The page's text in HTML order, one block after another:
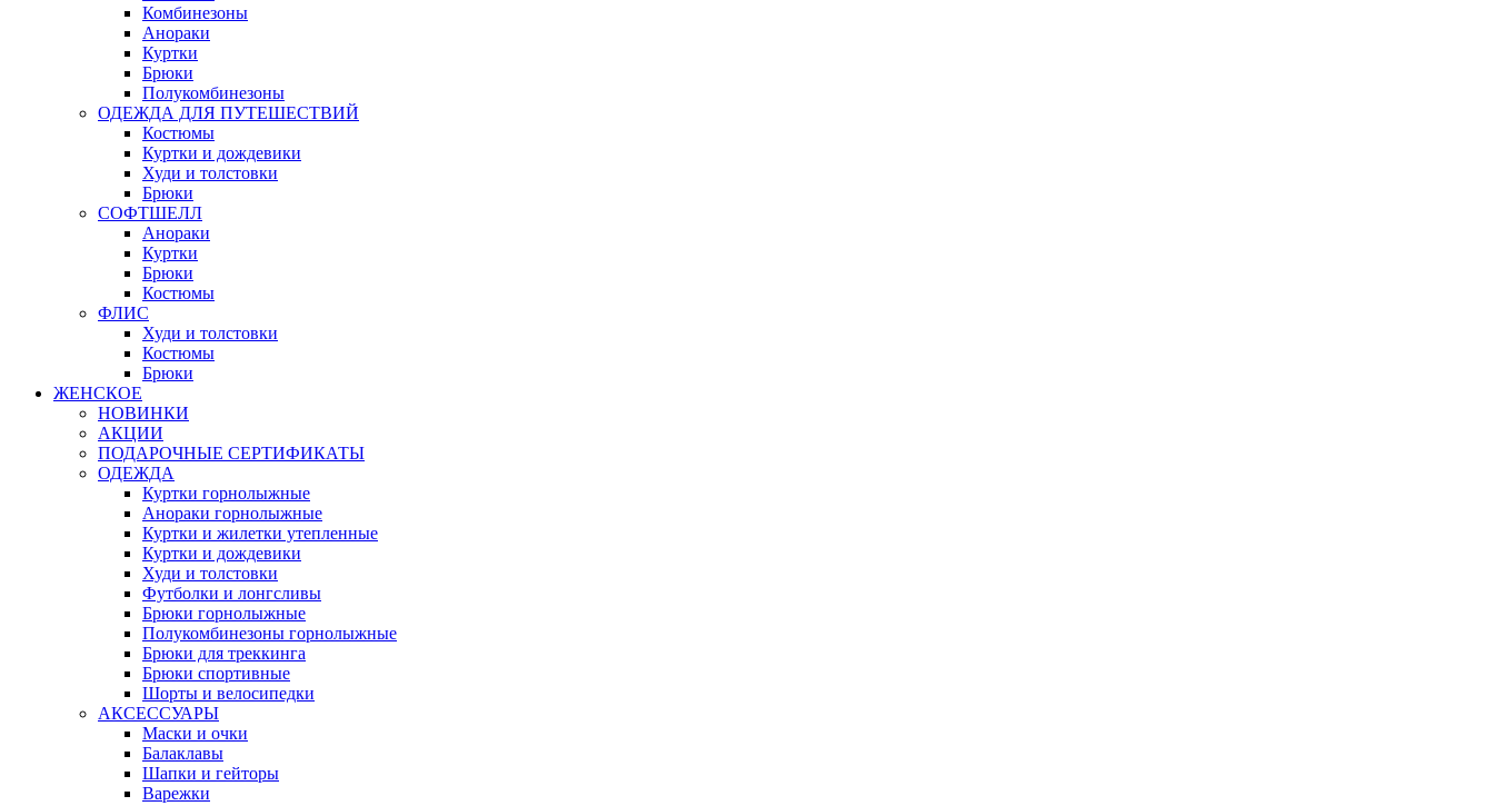
Комбинезоны
Анораки
Куртки
Брюки
Полукомбинезоны
ОДЕЖДА ДЛЯ ПУТЕШЕСТВИЙ
Костюмы
Куртки и дождевики
Худи и толстовки
Брюки
СОФТШЕЛЛ
Анораки
Куртки
Брюки
Костюмы
ФЛИС
Худи и толстовки
Костюмы
Брюки
ЖЕНСКОЕ
НОВИНКИ
АКЦИИ
ПОДАРОЧНЫЕ СЕРТИФИКАТЫ
ОДЕЖДА
Куртки горнолыжные
Анораки горнолыжные
Куртки и жилетки утепленные
Куртки и дождевики
Худи и толстовки
Футболки и лонгсливы
Брюки горнолыжные
Полукомбинезоны горнолыжные
Брюки для треккинга
Брюки спортивные
Шорты и велосипедки
АКСЕССУАРЫ
Маски и очки
Балаклавы
Шапки и гейторы
Варежки